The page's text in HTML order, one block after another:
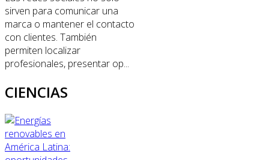
sirven para comunicar una
marca o mantener el contacto
con clientes. También
permiten localizar
profesionales, presentar op...
CIENCIAS